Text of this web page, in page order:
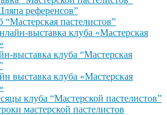
референсов”
пастелистов”
выставка клуба «Мастерская
выставка клуба “Мастерская
выставка клуба «Мастерская
клуба “Мастерской пастелистов”
мастерской пастелистов